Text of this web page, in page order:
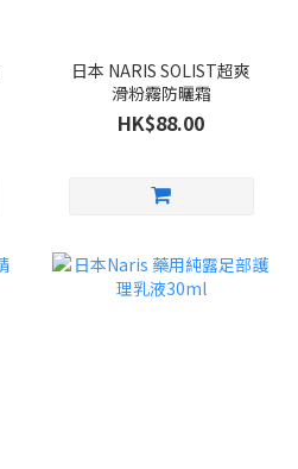
日本 NARIS SOLIST超爽
滑粉霧防曬霜
HK$88.00